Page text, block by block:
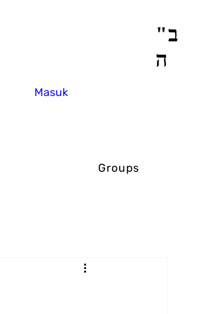
ב"
ה
Masuk
Groups